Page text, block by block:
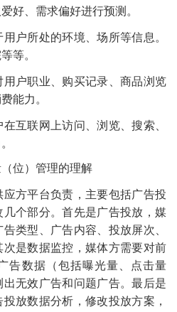
好、需求偏好进行预测。
户所处的环境、场所等信息。
等。
户职业、购买记录、商品浏览
能力。
互联网上访问、浏览、搜索、
位）管理的理解
方平台负责，主要包括广告投
个部分。首先是广告投放，媒
类型、广告内容、投放屏次、
是数据监控，媒体方需要对前
告数据（包括曝光量、点击量
无效广告和问题广告。最后是
放数据分析，修改投放方案，